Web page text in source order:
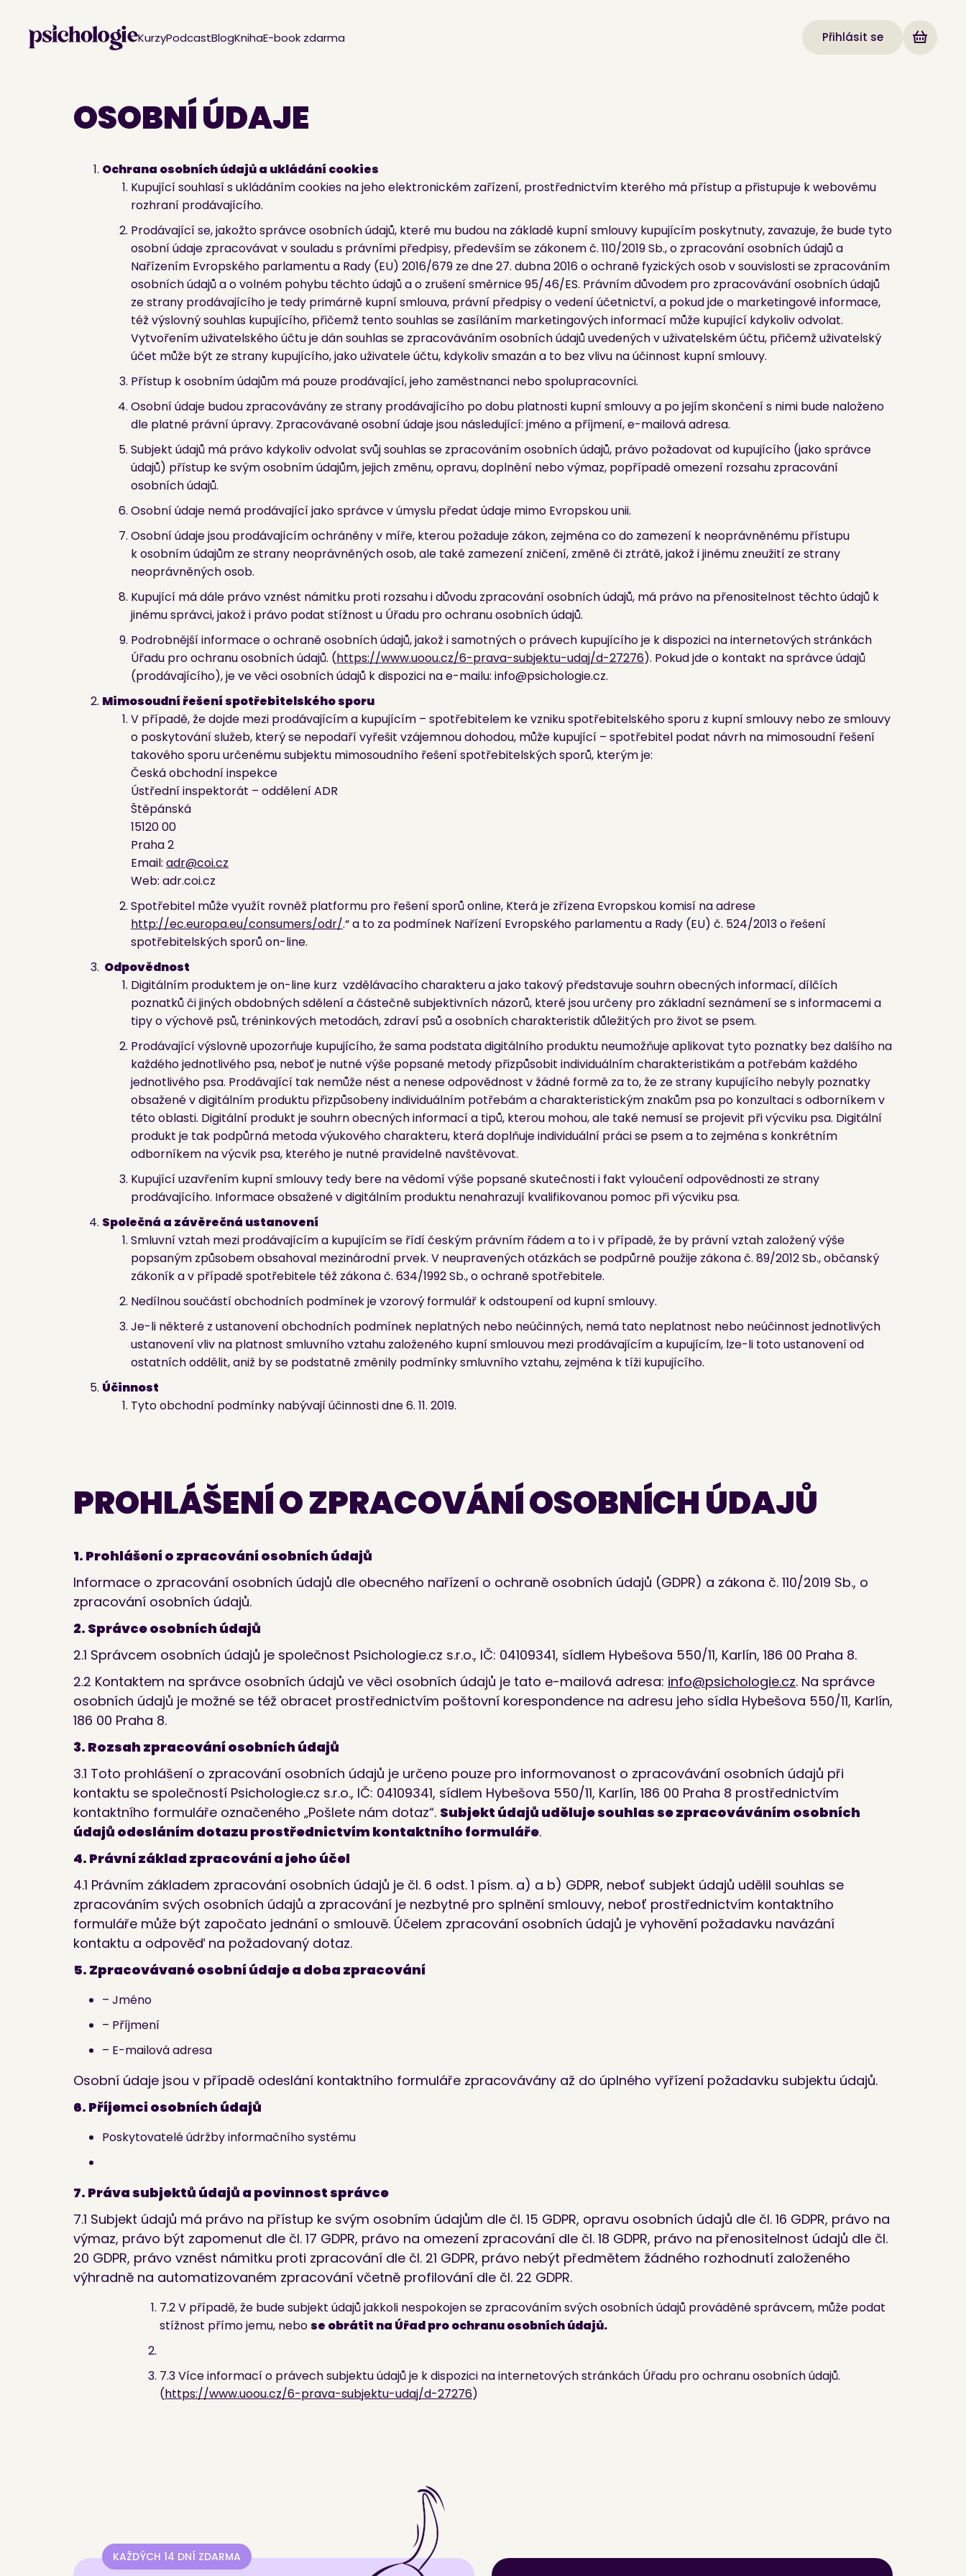
KurzyPodcastBlogKnihaE-book zdarma Přihlásit se
OSOBNÍ ÚDAJE
Ochrana osobních údajů a ukládání cookies
Kupující souhlasí s ukládáním cookies na jeho elektronickém zařízení, prostřednictvím kterého má přístup a přistupuje k webovému
rozhraní prodávajícího.
Prodávající se, jakožto správce osobních údajů, které mu budou na základě kupní smlouvy kupujícím poskytnuty, zavazuje, že bude tyto
osobní údaje zpracovávat v souladu s právními předpisy, především se zákonem č. 110/2019 Sb., o zpracování osobních údajů a
Nařízením Evropského parlamentu a Rady (EU) 2016/679 ze dne 27. dubna 2016 o ochraně fyzických osob v souvislosti se zpracováním
osobních údajů a o volném pohybu těchto údajů a o zrušení směrnice 95/46/ES. Právním důvodem pro zpracovávání osobních údajů
ze strany prodávajícího je tedy primárně kupní smlouva, právní předpisy o vedení účetnictví, a pokud jde o marketingové informace,
též výslovný souhlas kupujícího, přičemž tento souhlas se zasíláním marketingových informací může kupující kdykoliv odvolat.
Vytvořením uživatelského účtu je dán souhlas se zpracováváním osobních údajů uvedených v uživatelském účtu, přičemž uživatelský
účet může být ze strany kupujícího, jako uživatele účtu, kdykoliv smazán a to bez vlivu na účinnost kupní smlouvy.
Přístup k osobním údajům má pouze prodávající, jeho zaměstnanci nebo spolupracovníci.
Osobní údaje budou zpracovávány ze strany prodávajícího po dobu platnosti kupní smlouvy a po jejím skončení s nimi bude naloženo
dle platné právní úpravy. Zpracovávané osobní údaje jsou následující: jméno a příjmení, e-mailová adresa.
Subjekt údajů má právo kdykoliv odvolat svůj souhlas se zpracováním osobních údajů, právo požadovat od kupujícího (jako správce
údajů) přístup ke svým osobním údajům, jejich změnu, opravu, doplnění nebo výmaz, popřípadě omezení rozsahu zpracování
osobních údajů.
Osobní údaje nemá prodávající jako správce v úmyslu předat údaje mimo Evropskou unii.
Osobní údaje jsou prodávajícím ochráněny v míře, kterou požaduje zákon, zejména co do zamezení k neoprávněnému přístupu
k osobním údajům ze strany neoprávněných osob, ale také zamezení zničení, změně či ztrátě, jakož i jinému zneužití ze strany
neoprávněných osob.
Kupující má dále právo vznést námitku proti rozsahu i důvodu zpracování osobních údajů, má právo na přenositelnost těchto údajů k
jinému správci, jakož i právo podat stížnost u Úřadu pro ochranu osobních údajů.
Podrobnější informace o ochraně osobních údajů, jakož i samotných o právech kupujícího je k dispozici na internetových stránkách
Úřadu pro ochranu osobních údajů. (https://www.uoou.cz/6-prava-subjektu-udaj/d-27276). Pokud jde o kontakt na správce údajů
(prodávajícího), je ve věci osobních údajů k dispozici na e-mailu: info@psichologie.cz.
Mimosoudní řešení spotřebitelského sporu
V případě, že dojde mezi prodávajícím a kupujícím – spotřebitelem ke vzniku spotřebitelského sporu z kupní smlouvy nebo ze smlouvy
o poskytování služeb, který se nepodaří vyřešit vzájemnou dohodou, může kupující – spotřebitel podat návrh na mimosoudní řešení
takového sporu určenému subjektu mimosoudního řešení spotřebitelských sporů, kterým je:
Česká obchodní inspekce
Ústřední inspektorát – oddělení ADR
Štěpánská
15120 00
Praha 2
Email: adr@coi.cz
Web: adr.coi.cz
Spotřebitel může využít rovněž platformu pro řešení sporů online, Která je zřízena Evropskou komisí na adrese
http://ec.europa.eu/consumers/odr/.“ a to za podmínek Nařízení Evropského parlamentu a Rady (EU) č. 524/2013 o řešení
spotřebitelských sporů on-line.
Odpovědnost
Digitálním produktem je on-line kurz vzdělávacího charakteru a jako takový představuje souhrn obecných informací, dílčích
poznatků či jiných obdobných sdělení a částečně subjektivních názorů, které jsou určeny pro základní seznámení se s informacemi a
tipy o výchově psů, tréninkových metodách, zdraví psů a osobních charakteristik důležitých pro život se psem.
Prodávající výslovně upozorňuje kupujícího, že sama podstata digitálního produktu neumožňuje aplikovat tyto poznatky bez dalšího na
každého jednotlivého psa, neboť je nutné výše popsané metody přizpůsobit individuálním charakteristikám a potřebám každého
jednotlivého psa. Prodávající tak nemůže nést a nenese odpovědnost v žádné formě za to, že ze strany kupujícího nebyly poznatky
obsažené v digitálním produktu přizpůsobeny individuálním potřebám a charakteristickým znakům psa po konzultaci s odborníkem v
této oblasti. Digitální produkt je souhrn obecných informací a tipů, kterou mohou, ale také nemusí se projevit při výcviku psa. Digitální
produkt je tak podpůrná metoda výukového charakteru, která doplňuje individuální práci se psem a to zejména s konkrétním
odborníkem na výcvik psa, kterého je nutné pravidelně navštěvovat.
Kupující uzavřením kupní smlouvy tedy bere na vědomí výše popsané skutečnosti i fakt vyloučení odpovědnosti ze strany
prodávajícího. Informace obsažené v digitálním produktu nenahrazují kvalifikovanou pomoc při výcviku psa.
Společná a závěrečná ustanovení
Smluvní vztah mezi prodávajícím a kupujícím se řídí českým právním řádem a to i v případě, že by právní vztah založený výše
popsaným způsobem obsahoval mezinárodní prvek. V neupravených otázkách se podpůrně použije zákona č. 89/2012 Sb., občanský
zákoník a v případě spotřebitele též zákona č. 634/1992 Sb., o ochraně spotřebitele.
Nedílnou součástí obchodních podmínek je vzorový formulář k odstoupení od kupní smlouvy.
Je-li některé z ustanovení obchodních podmínek neplatných nebo neúčinných, nemá tato neplatnost nebo neúčinnost jednotlivých
ustanovení vliv na platnost smluvního vztahu založeného kupní smlouvou mezi prodávajícím a kupujícím, lze-li toto ustanovení od
ostatních oddělit, aniž by se podstatně změnily podmínky smluvního vztahu, zejména k tíži kupujícího.
Účinnost
Tyto obchodní podmínky nabývají účinnosti dne 6. 11. 2019.
PROHLÁŠENÍ O ZPRACOVÁNÍ OSOBNÍCH ÚDAJŮ
1. Prohlášení o zpracování osobních údajů
Informace o zpracování osobních údajů dle obecného nařízení o ochraně osobních údajů (GDPR) a zákona č. 110/2019 Sb., o
zpracování osobních údajů.
2. Správce osobních údajů
2.1 Správcem osobních údajů je společnost Psichologie.cz s.r.o., IČ: 04109341, sídlem Hybešova 550/11, Karlín, 186 00 Praha 8.
2.2 Kontaktem na správce osobních údajů ve věci osobních údajů je tato e-mailová adresa: info@psichologie.cz. Na správce
osobních údajů je možné se též obracet prostřednictvím poštovní korespondence na adresu jeho sídla Hybešova 550/11, Karlín,
186 00 Praha 8.
3. Rozsah zpracování osobních údajů
3.1 Toto prohlášení o zpracování osobních údajů je určeno pouze pro informovanost o zpracovávání osobních údajů při
kontaktu se společností Psichologie.cz s.r.o., IČ: 04109341, sídlem Hybešova 550/11, Karlín, 186 00 Praha 8 prostřednictvím
kontaktního formuláře označeného „Pošlete nám dotaz“. Subjekt údajů uděluje souhlas se zpracováváním osobních
údajů odesláním dotazu prostřednictvím kontaktního formuláře.
4. Právní základ zpracování a jeho účel
4.1 Právním základem zpracování osobních údajů je čl. 6 odst. 1 písm. a) a b) GDPR, neboť subjekt údajů udělil souhlas se
zpracováním svých osobních údajů a zpracování je nezbytné pro splnění smlouvy, neboť prostřednictvím kontaktního
formuláře může být započato jednání o smlouvě. Účelem zpracování osobních údajů je vyhovění požadavku navázání
kontaktu a odpověď na požadovaný dotaz.
5. Zpracovávané osobní údaje a doba zpracování
– Jméno
– Příjmení
– E-mailová adresa
Osobní údaje jsou v případě odeslání kontaktního formuláře zpracovávány až do úplného vyřízení požadavku subjektu údajů.
6. Příjemci osobních údajů
Poskytovatelé údržby informačního systému
7. Práva subjektů údajů a povinnost správce
7.1 Subjekt údajů má právo na přístup ke svým osobním údajům dle čl. 15 GDPR, opravu osobních údajů dle čl. 16 GDPR, právo na
výmaz, právo být zapomenut dle čl. 17 GDPR, právo na omezení zpracování dle čl. 18 GDPR, právo na přenositelnost údajů dle čl.
20 GDPR, právo vznést námitku proti zpracování dle čl. 21 GDPR, právo nebýt předmětem žádného rozhodnutí založeného
výhradně na automatizovaném zpracování včetně profilování dle čl. 22 GDPR.
7.2 V případě, že bude subjekt údajů jakkoli nespokojen se zpracováním svých osobních údajů prováděné správcem, může podat
stížnost přímo jemu, nebose obrátit na Úřad pro ochranu osobních údajů.
7.3 Více informací o právech subjektu údajů je k dispozici na internetových stránkách Úřadu pro ochranu osobních údajů.
(https://www.uoou.cz/6-prava-subjektu-udaj/d-27276)
KAŽDÝCH 14 DNÍ ZDARMA